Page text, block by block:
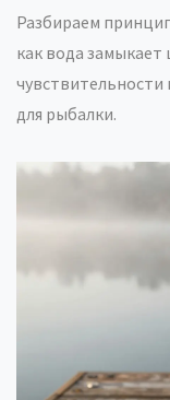
Разбираем
как вода
чувствительности
для рыбалки.